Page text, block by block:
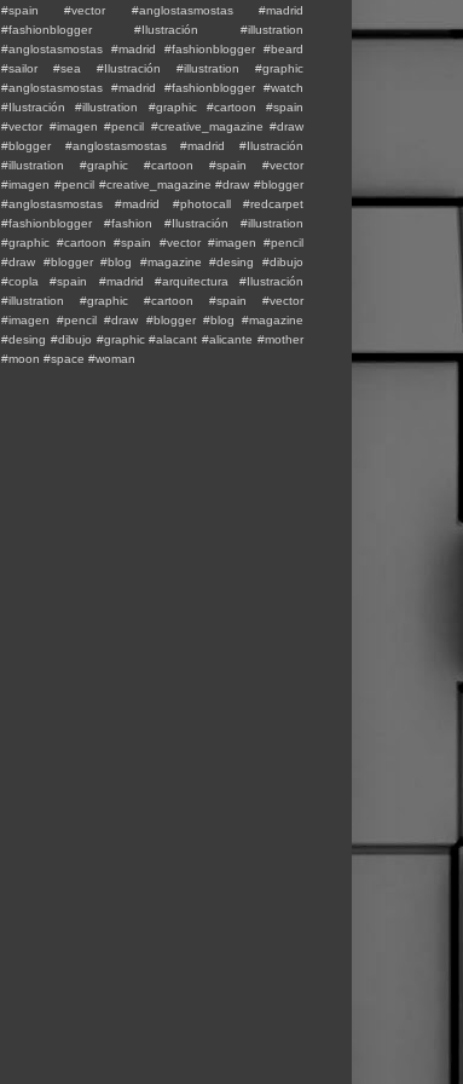
#spain #vector #anglostasmostas #madrid
#fashionblogger
#Ilustración #illustration
#anglostasmostas #madrid #fashionblogger #beard
#sailor #sea
#Ilustración #illustration #graphic
#anglostasmostas #madrid #fashionblogger #watch
#Ilustración #illustration #graphic #cartoon #spain
#vector #imagen #pencil #creative_magazine #draw
#blogger #anglostasmostas #madrid
#Ilustración
#illustration #graphic #cartoon #spain #vector
#imagen #pencil #creative_magazine #draw #blogger
#anglostasmostas #madrid #photocall #redcarpet
#fashionblogger #fashion
#Ilustración #illustration
#graphic #cartoon #spain #vector #imagen #pencil
#draw #blogger #blog #magazine #desing #dibujo
#copla #spain #madrid #arquitectura
#Ilustración
#illustration #graphic #cartoon #spain #vector
#imagen #pencil #draw #blogger #blog #magazine
#desing #dibujo #graphic #alacant #alicante #mother
#moon #space #woman